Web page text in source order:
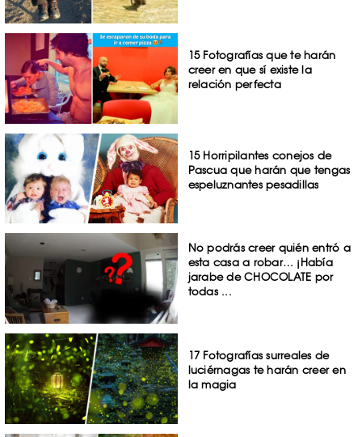
15 Fotografías que te harán
creer en que sí existe la
relación perfecta
15 Horripilantes conejos de
Pascua que harán que tengas
espeluznantes pesadillas
No podrás creer quién entró a
esta casa a robar… ¡Había
jarabe de CHOCOLATE por
todas ...
17 Fotografías surreales de
luciérnagas te harán creer en
la magia